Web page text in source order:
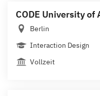
CODE University of
Berlin
Interaction Design
Vollzeit